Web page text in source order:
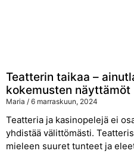
Teatterin taikaa –
kokemusten näyttämöt
Maria 6 marraskuun, 2024
Teatteria ja kasinopelejä ei
yhdistää välittömästi.
mieleen suuret tunteet ja